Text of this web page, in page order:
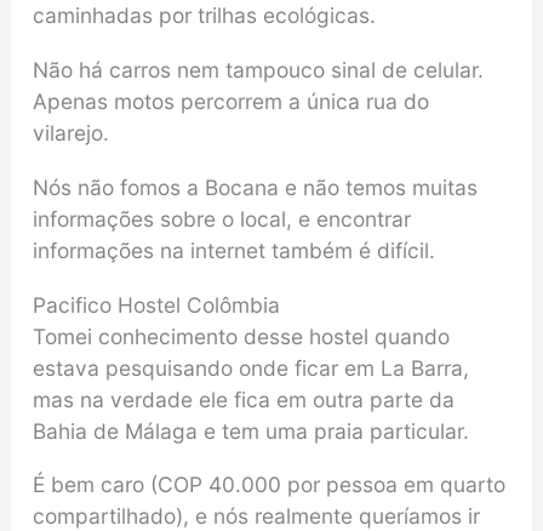
caminhadas por trilhas ecológicas.
Não há carros nem tampouco sinal de celular.
Apenas motos percorrem a única rua do
vilarejo.
Nós não fomos a Bocana e não temos muitas
informações sobre o local, e encontrar
informações na internet também é difícil.
Pacifico Hostel Colômbia
Tomei conhecimento desse hostel quando
estava pesquisando onde ficar em La Barra,
mas na verdade ele fica em outra parte da
Bahia de Málaga e tem uma praia particular.
É bem caro (COP 40.000 por pessoa em quarto
compartilhado), e nós realmente queríamos ir